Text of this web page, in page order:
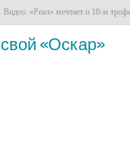
Видео: «Реал» мечтает о 10-м
«Оскар»